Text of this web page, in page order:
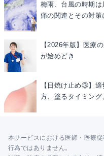
梅雨、台風の時期
痛の関連とその対策
【2026年版】医療
が始めどき
【日焼け止め③】
方、塗るタイミン
本サービスにおける医師・医療
行為ではありません。